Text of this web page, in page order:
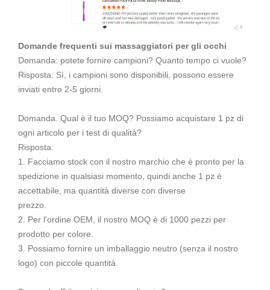
Domande frequenti sui massaggiatori per gli occhi
Domanda: potete fornire campioni? Quanto tempo ci vuole?
Risposta: Sì, i campioni sono disponibili, possono essere
inviati entro 2-5 giorni.
Domanda. Qual è il tuo MOQ? Possiamo acquistare 1 pz di
ogni articolo per i test di qualità?
Risposta:
1. Facciamo stock con il nostro marchio che è pronto per la
spedizione in qualsiasi momento, quindi anche 1 pz è
accettabile, ma quantità diverse con diverse
prezzo.
2. Per l'ordine OEM, il nostro MOQ è di 1000 pezzi per
prodotto per colore.
3. Possiamo fornire un imballaggio neutro (senza il nostro
logo) con piccole quantità.